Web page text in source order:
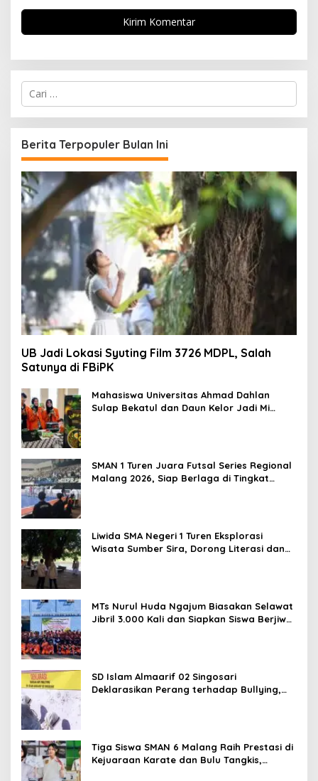
C
i
u
n
t
u
k
:
Berita Terpopuler Bulan Ini
UB Jadi Lokasi Syuting Film 3726 MDPL, Salah
Satunya di FBiPK
Mahasiswa Universitas Ahmad Dahlan
Sulap Bekatul dan Daun Kelor Jadi Mi
SMAN 1 Turen Juara Futsal Series Regional
Malang 2026, Siap Berlaga di Tingkat
Liwida SMA Negeri 1 Turen Eksplorasi
Wisata Sumber Sira, Dorong Literasi dan
MTs Nurul Huda Ngajum Biasakan Selawat
Jibril 3.000 Kali dan Siapkan Siswa Berjiwa
SD Islam Almaarif 02 Singosari
Deklarasikan Perang terhadap Bullying,
Tiga Siswa SMAN 6 Malang Raih Prestasi di
Kejuaraan Karate dan Bulu Tangkis,